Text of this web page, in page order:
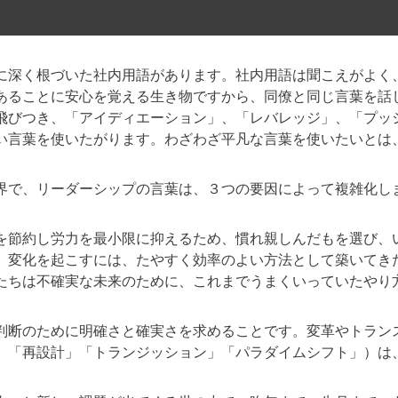
く根づいた社内用語があります。社内用語は聞こえがよく
ることに安心を覚える生き物ですから、同僚と同じ言葉を
びつき、「アイディエーション」、「レバレッジ」、「プ
言葉を使いたがります。わざわざ平凡な言葉を使いたいと
、リーダーシップの言葉は、３つの要因によって複雑化し
約し労力を最小限に抑えるため、慣れ親しんだもを選び、
変化を起こすには、たやすく効率のよい方法として築いて
ちは不確実な未来のために、これまでうまくいっていたや
のために明確さと確実さを求めることです。変革やトラン
「再設計」「トランジッション」「パラダイムシフト」）